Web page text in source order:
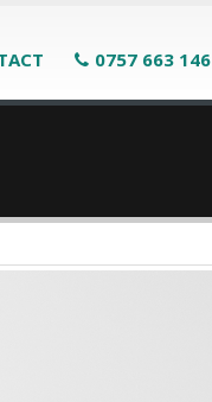
0757 663 146